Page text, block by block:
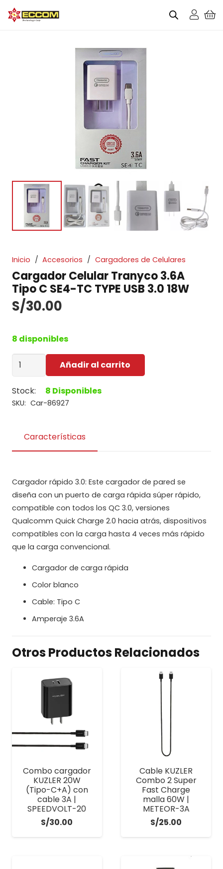
Inicio / Accesorios / Cargadores de Celulares
Cargador Celular Tranyco 3.6A
Tipo C SE4-TC TYPE USB 3.0 18W
S/30.00
8 disponibles
Cargador
Tranyco
3.6A
SE4-
TC
cantidad
Añadir al carrito
Stock: 8 Disponibles
SKU: Car-86927
Características
Cargador rápido 3.0: Este cargador de pared se
diseña con un puerto de carga rápida súper rápido,
compatible con todos los QC 3.0, versiones
Qualcomm Quick Charge 2.0 hacia atrás, dispositivos
compatibles con la carga hasta 4 veces más rápido
que la carga convencional.
Cargador de carga rápida
Color blanco
Cable: Tipo C
Amperaje 3.6A
Otros Productos Relacionados
Combo cargador
KUZLER 20W
(Tipo-C+A) con
cable 3A |
SPEEDVOLT-20
S/30.00
Cable KUZLER
Combo 2 Super
Fast Charge
malla 60W |
METEOR-3A
S/25.00